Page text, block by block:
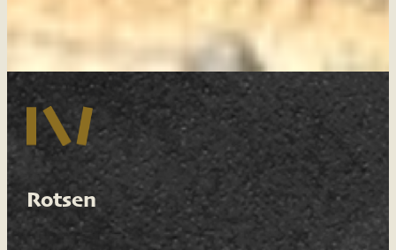
Rotsen